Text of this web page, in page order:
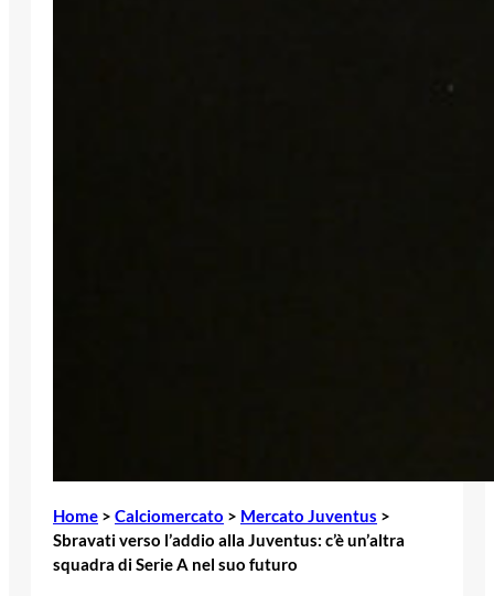
Home > Calciomercato > Mercato Juventus >
Sbravati verso l’addio alla Juventus: c’è un’altra
squadra di Serie A nel suo futuro